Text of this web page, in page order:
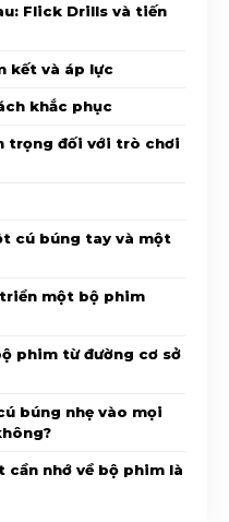
Flick Drills và tiến
kết và áp lực
khắc phục
trọng đối với trò chơi
cú búng tay và một
một bộ phim
phim từ đường cơ sở
búng nhẹ vào mọi
nhớ về bộ phim là